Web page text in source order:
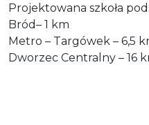
Projektowana szkoła
Bród– 1 km
Metro – Targówek – 6,5
Dworzec Centralny – 16